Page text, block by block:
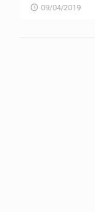
09/04/2019